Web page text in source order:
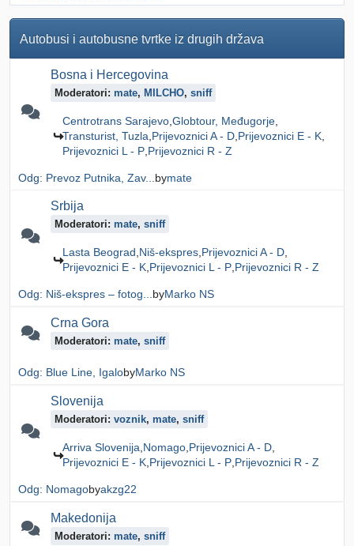
Autobusi i autobusne tvrtke iz drugih država
Bosna i Hercegovina
Moderatori: mate, MILCHO, sniff
Centrotrans Sarajevo Globtour, Međugorje
Transturist, Tuzla Prijevoznici A - D Prijevoznici E - K
Prijevoznici L - P Prijevoznici R - Z
Odg: Prevoz Putnika, Zav... bymate
Srbija
Moderatori: mate, sniff
Lasta Beograd Niš-ekspres Prijevoznici A - D
Prijevoznici E - K Prijevoznici L - P Prijevoznici R - Z
Odg: Niš-ekspres – fotog... byMarko NS
Crna Gora
Moderatori: mate, sniff
Odg: Blue Line, IgalobyMarko NS
Slovenija
Moderatori: voznik, mate, sniff
Arriva Slovenija Nomago Prijevoznici A - D
Prijevoznici E - K Prijevoznici L - P Prijevoznici R - Z
Odg: Nomagobyakzg22
Makedonija
Moderatori: mate, sniff